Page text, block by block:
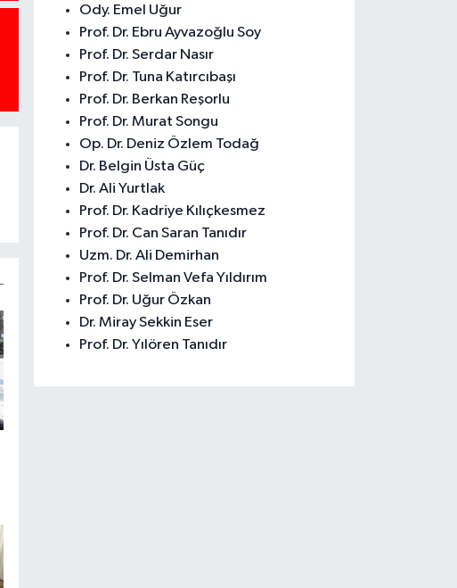
Ody. Emel Uğur
Prof. Dr. Ebru Ayvazoğlu Soy
Prof. Dr. Serdar Nasır
Prof. Dr. Tuna Katırcıbaşı
Prof. Dr. Berkan Reşorlu
Prof. Dr. Murat Songu
Op. Dr. Deniz Özlem Todağ
Dr. Belgin Üsta Güç
Dr. Ali Yurtlak
Prof. Dr. Kadriye Kılıçkesmez
Prof. Dr. Can Saran Tanıdır
Uzm. Dr. Ali Demirhan
Prof. Dr. Selman Vefa Yıldırım
Prof. Dr. Uğur Özkan
Dr. Miray Sekkin Eser
Prof. Dr. Yılören Tanıdır